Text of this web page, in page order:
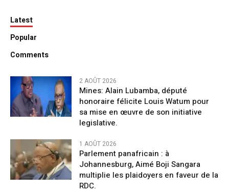
Latest
Popular
Comments
2 AOÛT 2026
Mines: Alain Lubamba, député
honoraire félicite Louis Watum pour
sa mise en œuvre de son initiative
legislative.
1 AOÛT 2026
Parlement panafricain : à
Johannesburg, Aimé Boji Sangara
multiplie les plaidoyers en faveur de la
RDC.